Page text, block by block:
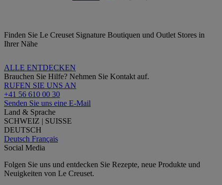
Finden Sie Le Creuset Signature Boutiquen und Outlet Stores in
Ihrer Nähe
ALLE ENTDECKEN
Brauchen Sie Hilfe? Nehmen Sie Kontakt auf.
RUFEN SIE UNS AN
+41 56 610 00 30
Senden Sie uns eine E-Mail
Land & Sprache
SCHWEIZ | SUISSE
DEUTSCH
Deutsch Français
Social Media
Folgen Sie uns und entdecken Sie Rezepte, neue Produkte und
Neuigkeiten von Le Creuset.